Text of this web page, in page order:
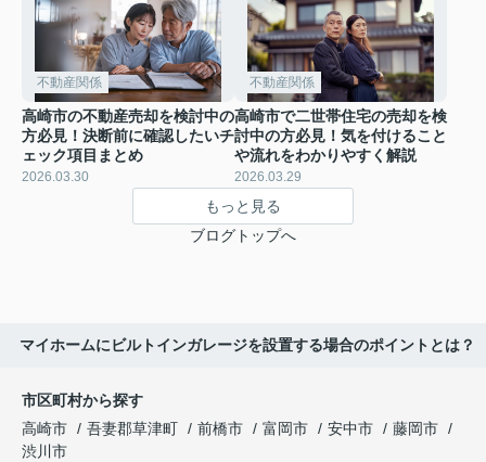
不動産関係
高崎市の不動産売却を検討中の
方必見！決断前に確認したいチ
ェック項目まとめ
2026.03.30
不動産関係
高崎市で二世帯住宅の売却を検
討中の方必見！気を付けること
や流れをわかりやすく解説
2026.03.29
もっと見る
ブログトップへ
マイホームにビルトインガレージを設置する場合のポイントとは？
市区町村から探す
高崎市
吾妻郡草津町 前橋市 富岡市 安中市
藤岡市
渋川市